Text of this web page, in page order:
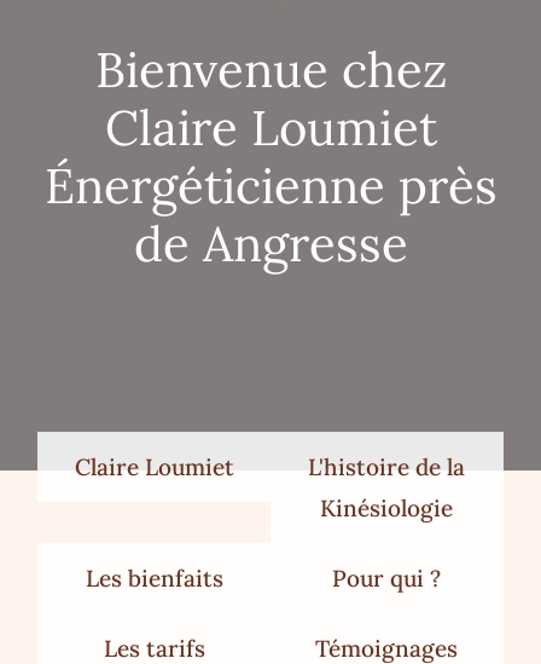
Bienvenue chez
Claire Loumiet
Énergéticienne près
de Angresse
Claire Loumiet
L'histoire de la
Kinésiologie
Les bienfaits Pour qui ?
Les tarifs Témoignages